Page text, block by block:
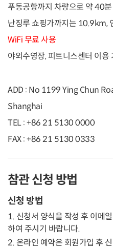
푸동공항까지 차량으로 약 40분
난징루 쇼핑가까지는 10.9km,
WiFi 무료 사용
야외수영장, 피트니스센터 이용
ADD : No 1199 Ying Chun
Shanghai
TEL :+86 21 5130 0000
FAX :+86 21 5130 0333
참관 신청 방법
신청 방법
1. 신청서 양식을 작성 후 이메일
하여 주시기 바랍니다.
2. 온라인 예약은 회원가입 후